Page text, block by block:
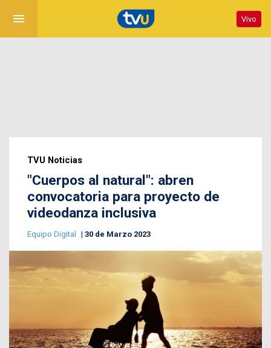
menu Vivo
TVU Noticias
"Cuerpos al natural": abren
convocatoria para proyecto de
videodanza inclusiva
Equipo Digital 30 de Marzo 2023